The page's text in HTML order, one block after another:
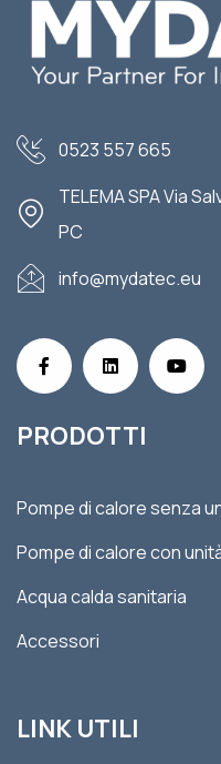
0523 557 665
TELEMA SPA Via
PC
info@mydatec.eu
PRODOTTI
Pompe di calore senza
Pompe di calore con
Acqua calda sanitaria
Accessori
LINK UTILI